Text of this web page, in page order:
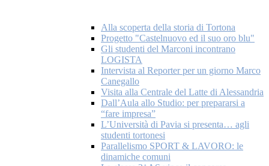
Alla scoperta della storia di Tortona
Progetto "Castelnuovo ed il suo oro blu"
Gli studenti del Marconi incontrano
LOGISTA
Intervista al Reporter per un giorno Marco
Canegallo
Visita alla Centrale del Latte di Alessandria
Dall’Aula allo Studio: per prepararsi a
“fare impresa”
L’Università di Pavia si presenta… agli
studenti tortonesi
Parallelismo SPORT & LAVORO: le
dinamiche comuni